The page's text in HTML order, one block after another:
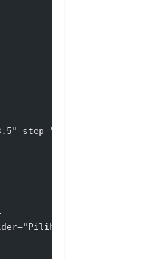
step="0.1" min="0">
min="0">